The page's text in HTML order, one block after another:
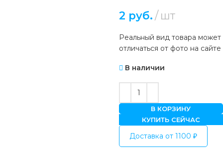
2 руб. шт
Реальный вид товара может
отличаться от фото на сайте
В наличии
В КОРЗИНУ
КУПИТЬ СЕЙЧАС
Доставка от 1100 ₽